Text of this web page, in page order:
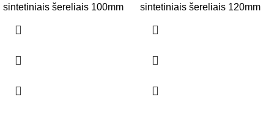
sintetiniais šereliais 100mm
sintetiniais šereliais 120mm